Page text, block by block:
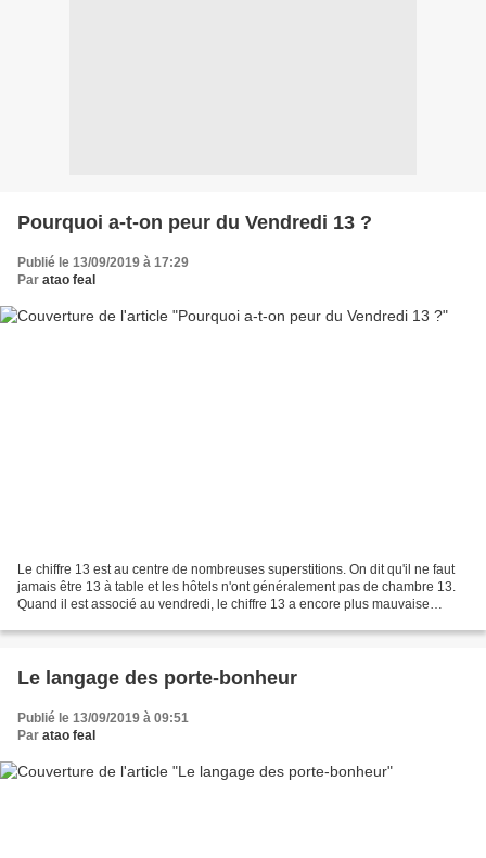
Pourquoi a-t-on peur du Vendredi 13 ?
Publié le 13/09/2019 à 17:29
Par atao feal
Le chiffre 13 est au centre de nombreuses superstitions. On dit qu'il ne faut
jamais être 13 à table et les hôtels n'ont généralement pas de chambre 13.
Quand il est associé au vendredi, le chiffre 13 a encore plus mauvaise
Le langage des porte-bonheur
Publié le 13/09/2019 à 09:51
Par atao feal